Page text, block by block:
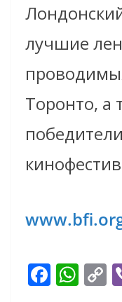
лучшие
Торонто, а
F W C